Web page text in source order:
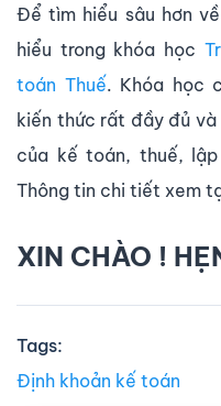
Để tìm hiểu sâu hơn
hiểu trong khóa học
toán Thuế. Khóa học
kiến thức rất đầy đủ
của kế toán, thuế,
Thông tin chi tiết xem
XIN CHÀO !
Tags:
Định khoản kế toán